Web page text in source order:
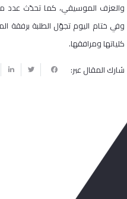
والعزف الموسيقي، كما تحدّث عدد من
وفي ختام اليوم تجوّل الطلبة برفقة
كلياتها ومرافقها.
شارك المقال عبر: